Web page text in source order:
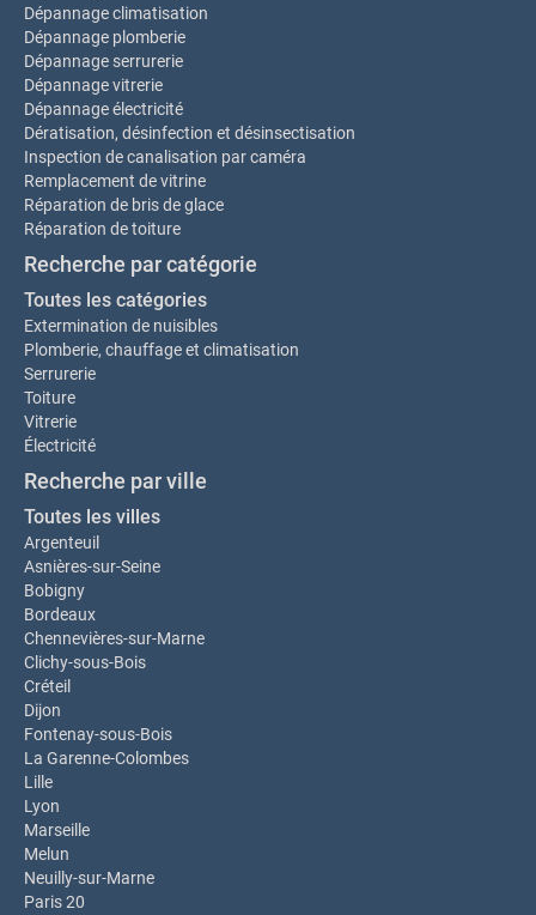
Dépannage climatisation
Dépannage plomberie
Dépannage serrurerie
Dépannage vitrerie
Dépannage électricité
Dératisation, désinfection et désinsectisation
Inspection de canalisation par caméra
Remplacement de vitrine
Réparation de bris de glace
Réparation de toiture
Recherche par catégorie
Toutes les catégories
Extermination de nuisibles
Plomberie, chauffage et climatisation
Serrurerie
Toiture
Vitrerie
Électricité
Recherche par ville
Toutes les villes
Argenteuil
Asnières-sur-Seine
Bobigny
Bordeaux
Chennevières-sur-Marne
Clichy-sous-Bois
Créteil
Dijon
Fontenay-sous-Bois
La Garenne-Colombes
Lille
Lyon
Marseille
Melun
Neuilly-sur-Marne
Paris 20